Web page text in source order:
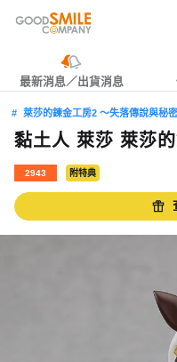
最新消息／出貨消息
萊莎的鍊金工房2 ～失落傳說與秘
黏土人 萊莎 萊莎
2943 附特典